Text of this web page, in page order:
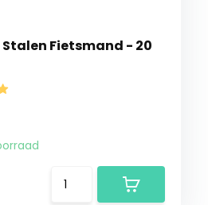
Stalen Fietsmand - 20